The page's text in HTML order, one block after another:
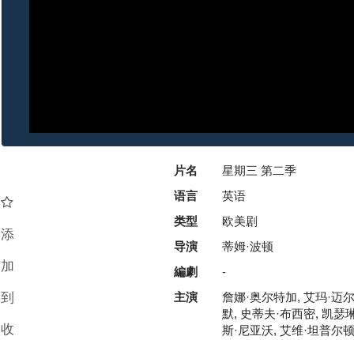
添
加
到
收
片名
星期三 第二季
语言
英语
类型
欧美剧
导演
蒂姆·波顿
編劇
-
主演
詹娜·奥尔特加, 艾玛·迈
默, 史蒂夫·布西密, 凯瑟
斯·尼亚沃, 艾维·坦普尔